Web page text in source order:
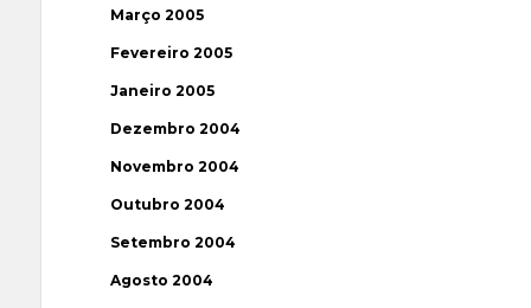
Março 2005
Fevereiro 2005
Janeiro 2005
Dezembro 2004
Novembro 2004
Outubro 2004
Setembro 2004
Agosto 2004